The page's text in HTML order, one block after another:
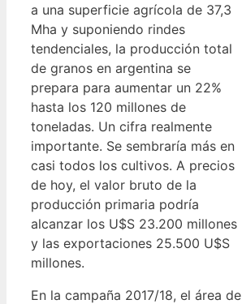
a una superficie agrícola de 37,3
Mha y suponiendo rindes
tendenciales, la producción total
de granos en argentina se
prepara para aumentar un 22%
hasta los 120 millones de
toneladas. Un cifra realmente
importante. Se sembraría más en
casi todos los cultivos. A precios
de hoy, el valor bruto de la
producción primaria podría
alcanzar los U$S 23.200 millones
y las exportaciones 25.500 U$S
millones.
En la campaña 2017/18, el área de